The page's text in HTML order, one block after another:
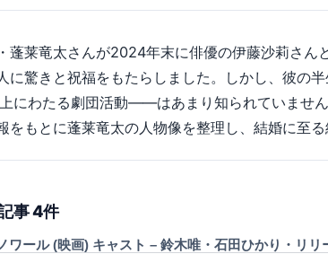
蓬莱竜太さんが2024年末に俳優の伊藤沙莉さん
に驚きと祝福をもたらしました。しかし、彼の
にわたる劇団活動――はあまり知られていません
をもとに蓬莱竜太の人物像を整理し、結婚に至
事 4件
ワール (映画) キャスト – 鈴木唯・石田ひかり・リ